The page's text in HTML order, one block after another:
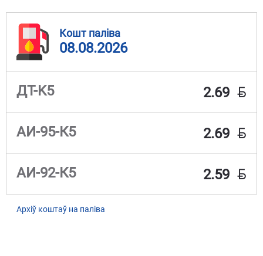
Кошт паліва
08.08.2026
ДТ-K5 2.69 BYN
АИ-95-К5 2.69 BYN
АИ-92-К5 2.59 BYN
Архіў коштаў на паліва